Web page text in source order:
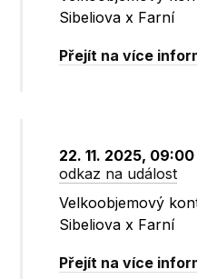
Sibeliova x Farní
Přejít na více
22. 11. 2025,
odkaz na událost
Velkoobjemový
Sibeliova x Farní
Přejít na více